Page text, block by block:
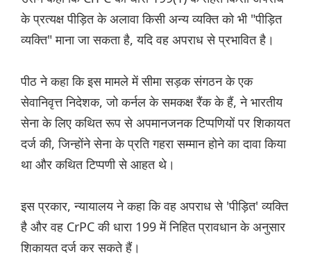
के प्रत्यक्ष पीड़ित के अलावा किसी अन्य व्यक्ति को भी "पीड़ित
व्यक्ति" माना जा सकता है, यदि वह अपराध से प्रभावित है।
पीठ ने कहा कि इस मामले में सीमा सड़क संगठन के एक
सेवानिवृत्त निदेशक, जो कर्नल के समकक्ष रैंक के हैं, ने भारतीय
सेना के लिए कथित रूप से अपमानजनक टिप्पणियों पर शिकायत
दर्ज की, जिन्होंने सेना के प्रति गहरा सम्मान होने का दावा किया
था और कथित टिप्पणी से आहत थे।
इस प्रकार, न्यायालय ने कहा कि वह अपराध से 'पीड़ित' व्यक्ति
है और वह CrPC की धारा 199 में निहित प्रावधान के अनुसार
शिकायत दर्ज कर सकते हैं।